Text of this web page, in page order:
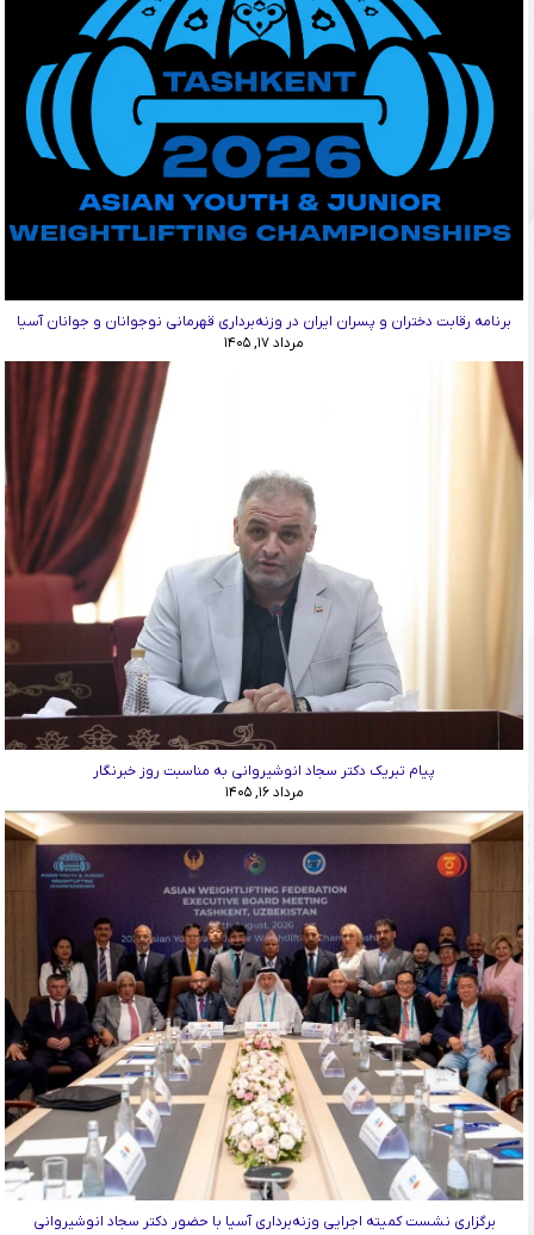
برنامه رقابت دختران و پسران ایران در وزنه‌برداری قهرمانی نوجوانان و جوانان آسیا
مرداد ۱۷, ۱۴۰۵
پیام تبریک دکتر سجاد انوشیروانی به مناسبت روز خبرنگار
مرداد ۱۶, ۱۴۰۵
برگزاری نشست کمیته اجرایی وزنه‌برداری آسیا با حضور دکتر سجاد انوشیروانی